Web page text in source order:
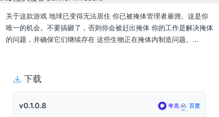
关于这款游戏 地球已变得无法居住 你已被掩体管理者雇佣。这是你
唯一的机会。不要搞砸了，否则你会被赶出掩体 你的工作是解决掩体
的问题，并确保它们继续存在 这些生物正在掩体内制造问题。…
下载
v0.1.0.8 夸克 百度